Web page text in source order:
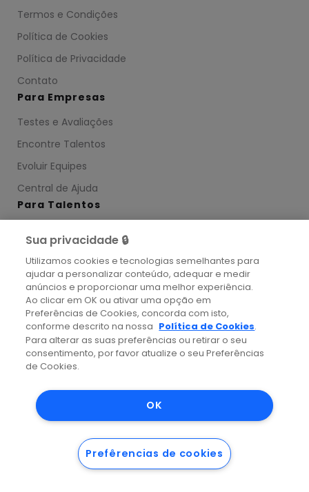
Termos e Condições
Política de Cookies
Política de Privacidade
Contato
Para Empresas
Testes e Avaliações
Encontre Talentos
Evoluir Equipes
Central de Ajuda
Para Talentos
Ver Vagas
Pedir Correção
Central de Ajuda
Minhas Avaliações
Recursos
Blog RH e BPs
Ebooks
Comunidade Tech
Sua privacidade 🔒
Utilizamos cookies e tecnologias semelhantes para
ajudar a personalizar conteúdo, adequar e medir
anúncios e proporcionar uma melhor experiência.
Ao clicar em OK ou ativar uma opção em
Preferências de Cookies, concorda com isto,
conforme descrito na nossa Política de Cookies.
Para alterar as suas preferências ou retirar o seu
consentimento, por favor atualize o seu Preferências
de Cookies.
OK
Prefêrencias de cookies